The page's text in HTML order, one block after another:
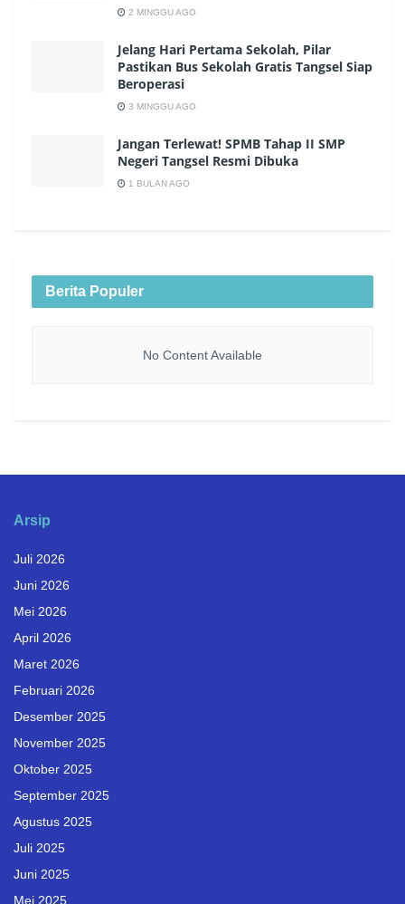
2 MINGGU AGO
Jelang Hari Pertama Sekolah, Pilar
Pastikan Bus Sekolah Gratis Tangsel Siap
Beroperasi
3 MINGGU AGO
Jangan Terlewat! SPMB Tahap II SMP
Negeri Tangsel Resmi Dibuka
1 BULAN AGO
Berita Populer
No Content Available
Arsip
Juli 2026
Juni 2026
Mei 2026
April 2026
Maret 2026
Februari 2026
Desember 2025
November 2025
Oktober 2025
September 2025
Agustus 2025
Juli 2025
Juni 2025
Mei 2025